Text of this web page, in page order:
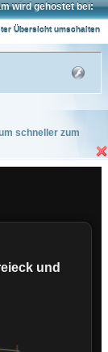
wird gehostet bei:
Übersicht umschalten
schneller zum